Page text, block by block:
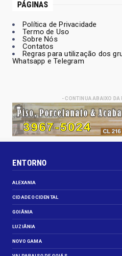
PÁGINAS
Política de Privacidade
Termo de Uso
Sobre Nós
Contatos
Regras para utilização dos
Whatsapp e Telegram
- CONTINUA ABAIXO DA
ENTORNO
ALEXANIA
CIDADE OCIDENTAL
GOIÂNIA
LUZIÂNIA
NOVO GAMA